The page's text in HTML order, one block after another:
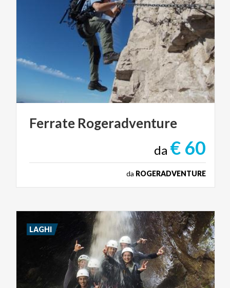
Ferrate Rogeradventure
da € 60
da ROGERADVENTURE
LAGHI